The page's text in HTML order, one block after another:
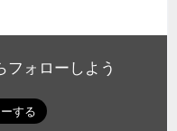
フォローしよう